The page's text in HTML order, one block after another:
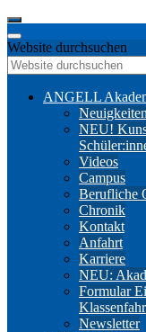
Website durchsuchen
ANGELL
Neuigkeiten
NEU!
Videos
Campus
Berufliche
Chronik
Kontakt
Anfahrt
Karriere
NEU:
Formular
Newsletter